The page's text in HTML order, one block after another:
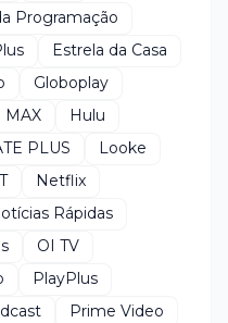
Programação
Estrela da Casa
Globoplay
MAX
Hulu
PLUS
Looke
Netflix
Rápidas
OI TV
PlayPlus
Prime Video